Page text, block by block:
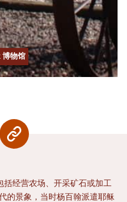
博物馆
经营农场、开采矿石或加工
的景象，当时杨百翰派遣耶稣